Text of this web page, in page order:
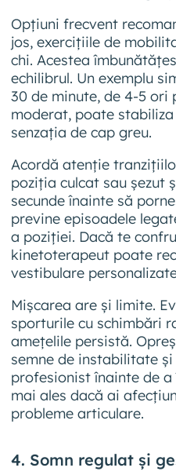
Opțiuni frecvent
jos, exercițiile de
chi. Acestea
echilibrul. Un exemplu
30 de minute, de 4-5 ori
moderat, poate
senzația de cap greu.
Acordă atenție
poziția culcat sau șezut
secunde înainte să
previne episoadele
a poziției. Dacă te
kinetoterapeut poate
vestibulare
Mișcarea are și limite.
sporturile cu schimbări
amețelile persistă.
semne de instabilitate
profesionist înainte de a
mai ales dacă ai
probleme articulare.
4. Somn regulat și